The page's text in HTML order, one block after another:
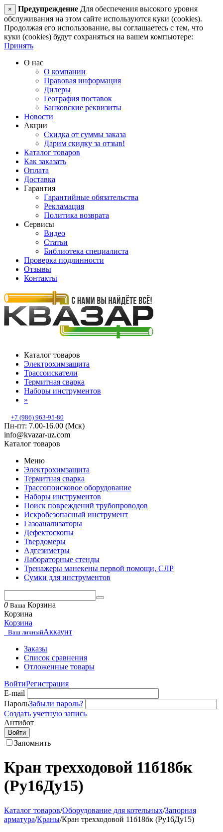
× Предупреждение Для обеспечения высокого уровня
обслуживания на этом сайте используются куки (cookies).
Продолжая его использование, вы соглашаетесь с тем, что
куки (cookies) будут сохраняться на вашем компьютере:
Принять
О нас
О компании
Правовая информация
Дилеры
География поставок
Банковские реквизиты
Новости
Акции
Скидка от суммы заказа
Дарим скидку за отзыв!
Каталог товаров
Как заказать
Оплата
Доставка
Гарантия
Гарантийные обязательства
Рекламация
Политика возврата
Сервисы
Видео
Статьи
Библиотека специалиста
Проверка подлинности
Отзывы
Контакты
Каталог товаров
Электрохимзащита
Трассоискатели
Термитная сварка
Наборы инструментов
»
+7 (986) 963-95-80
Пн-пт: 7.00-16.00 (Мск)
info@kvazar-uz.com
Каталог товаров
Меню
Электрохимзащита
Термитная сварка
Трассопоисковое оборудование
Наборы инструментов
Поиск повреждений трубопроводов
Искробезопасный инструмент
Газоанализаторы
Дефектоскопы
Твердомеры
Адгезиметры
Лабораторные стенды
Тренажеры манекены первой помощи, СЛР
Сумки для инструментов
0 Ваша Корзина
Корзина
Корзина
Ваш личныйАккаунт
Заказы
Список сравнения
Отложенные товары
ВойтиРегистрация
E-mail
ПарольЗабыли пароль?
Создать учетную запись
Антибот
Войти
Запомнить
Кран трехходовой 11б18бк
(Ру16Ду15)
Каталог товаров/Оборудование для котельных/Запорная
арматура/Краны/Кран трехходовой 11б18бк (Ру16Ду15)